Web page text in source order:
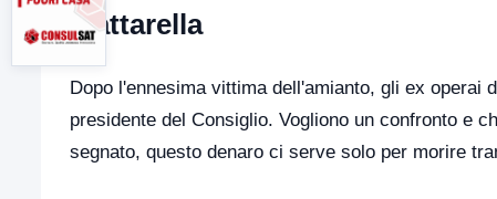
Mattarella
Dopo l'ennesima vittima dell'amianto, gli ex operai
presidente del Consiglio. Vogliono un confronto e
segnato, questo denaro ci serve solo per morire